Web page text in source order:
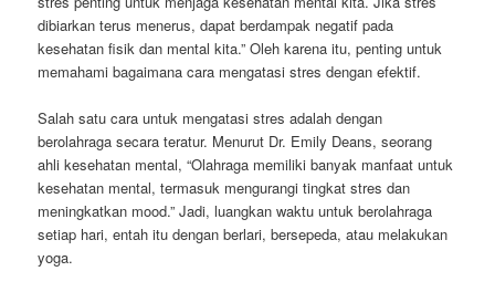
dibiarkan terus menerus, dapat berdampak negatif pada
kesehatan fisik dan mental kita.” Oleh karena itu, penting untuk
memahami bagaimana cara mengatasi stres dengan efektif.
Salah satu cara untuk mengatasi stres adalah dengan
berolahraga secara teratur. Menurut Dr. Emily Deans, seorang
ahli kesehatan mental, “Olahraga memiliki banyak manfaat untuk
kesehatan mental, termasuk mengurangi tingkat stres dan
meningkatkan mood.” Jadi, luangkan waktu untuk berolahraga
setiap hari, entah itu dengan berlari, bersepeda, atau melakukan
yoga.